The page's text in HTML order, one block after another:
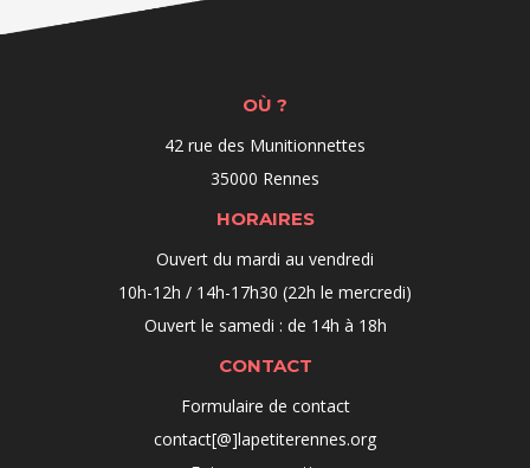
OÙ ?
42 rue des Munitionnettes
35000 Rennes
HORAIRES
Ouvert du mardi au vendredi
10h-12h / 14h-17h30 (22h le mercredi)
Ouvert le samedi : de 14h à 18h
CONTACT
Formulaire de contact
contact[@]lapetiterennes.org